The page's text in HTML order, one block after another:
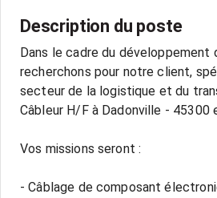
Description du poste
Dans le cadre du développement
recherchons pour notre client,
secteur de la logistique et du
Câbleur H/F à Dadonville - 45300
Vos missions seront :
- Câblage de composant